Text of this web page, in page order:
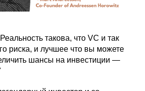
такова, что VC и так
риска, и лучшее что вы можете
шансы на инвестиции —